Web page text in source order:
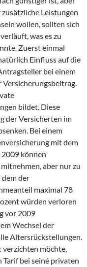
Leistungen
wollen, sollten sich
was es zu
Zuerst einmal
Einfluss auf die
bei einem
Versicherungsbeitrag.
bildet. Diese
der Versicherten im
Bei einem
mit dem
2009 können
aber nur zu
dem der
maximal 78
würden verloren
vor 2009
Wechsel der
Altersrückstellungen.
möchte,
bei seiné privaten